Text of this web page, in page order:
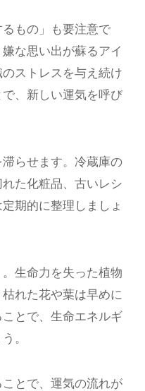
るもの」も要注意で
な思い出が蘇るアイ
ストレスを与え続け
、新しい運気を呼び
滞らせます。冷蔵庫の
た化粧品、古いレシ
期的に整理しましょ
生命力を失った植物
れた花や葉は早めに
とで、生命エネルギ
。
とで、運気の流れが